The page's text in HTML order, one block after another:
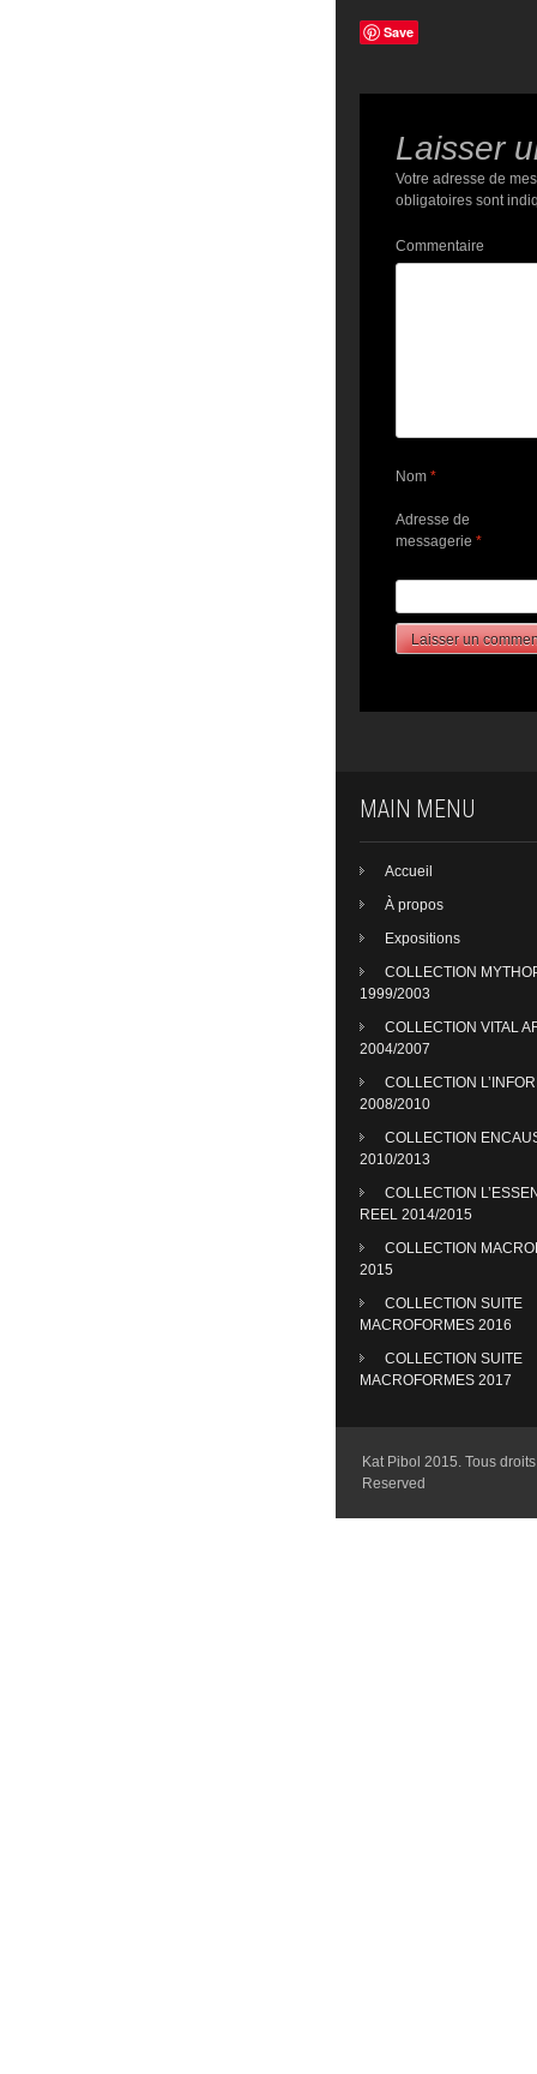
Save
Laisser
Votre adresse de
obligatoires sont
Commentaire
Nom *
Adresse de
messagerie *
MAIN MENU
Accueil
À propos
Expositions
COLLECTION
1999/2003
COLLECTION VITAL
2004/2007
COLLECTION
2008/2010
COLLECTION
2010/2013
COLLECTION
REEL 2014/2015
COLLECTION
2015
COLLECTION SUITE
MACROFORMES 2016
COLLECTION SUITE
MACROFORMES 2017
Kat Pibol 2015. Tous
Reserved